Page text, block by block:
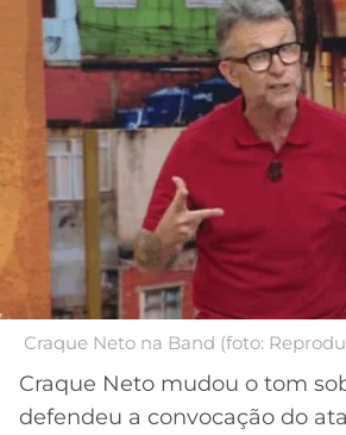
CÓDIGO
DE
INDICAÇÃO
BET365
CÓDIGO
BETANO
MELHORES
APPS
DE
CASSINOS
ONLINE
CORINTHIANS
SÃO
PAULO
SANTOS
FLAMENGO
FLUMINENSE
BOTAFOGO
LIBERTADORES
COPA
DO
BRASIL
PREMIER
LEAGUE
COPA
SUL-
AMERICANA
MERCADO
DA
BOLA
PALPITES
Craque Neto na Band (foto:
Craque Neto mudou o tom
defendeu a convocação do